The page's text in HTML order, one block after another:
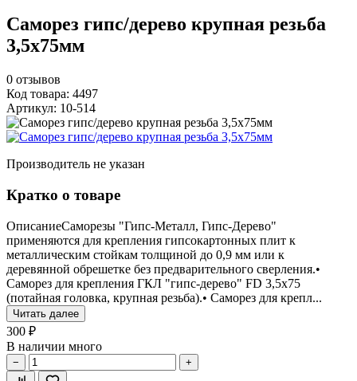
Саморез гипс/дерево крупная резьба
3,5х75мм
0 отзывов
Код товара: 4497
Артикул: 10-514
Производитель не указан
Кратко о товаре
ОписаниеСаморезы "Гипс-Металл, Гипс-Дерево"
применяются для крепления гипсокартонных плит к
металлическим стойкам толщиной до 0,9 мм или к
деревянной обрешетке без предварительного сверления.•
Саморез для крепления ГКЛ "гипс-дерево" FD 3,5х75
(потайная головка, крупная резьба).• Саморез для крепл...
Читать далее
300 ₽
В наличии много
− +